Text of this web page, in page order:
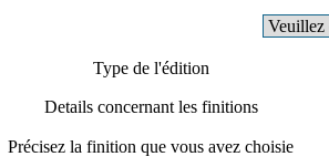
Type de l'édition
Details concernant les finitions
Précisez la finition que vous avez choisie